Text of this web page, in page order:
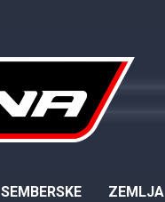
SEMBERSKE ZEMLJA